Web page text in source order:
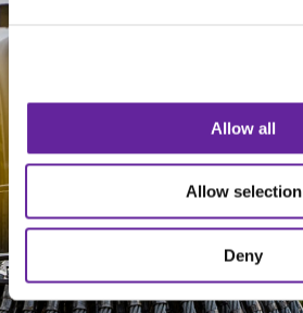
Allow all
Allow selection
Deny